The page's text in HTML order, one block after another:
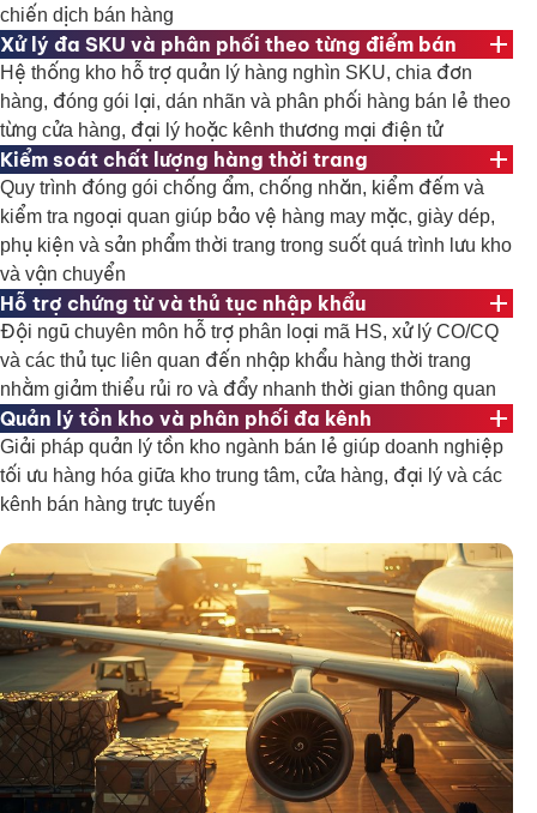
chiến dịch bán hàng
Xử lý đa SKU và phân phối theo từng điểm bán add
Hệ thống kho hỗ trợ quản lý hàng nghìn SKU, chia đơn
hàng, đóng gói lại, dán nhãn và phân phối hàng bán lẻ theo
từng cửa hàng, đại lý hoặc kênh thương mại điện tử
Kiểm soát chất lượng hàng thời trang add
Quy trình đóng gói chống ẩm, chống nhăn, kiểm đếm và
kiểm tra ngoại quan giúp bảo vệ hàng may mặc, giày dép,
phụ kiện và sản phẩm thời trang trong suốt quá trình lưu kho
và vận chuyển
Hỗ trợ chứng từ và thủ tục nhập khẩu add
Đội ngũ chuyên môn hỗ trợ phân loại mã HS, xử lý CO/CQ
và các thủ tục liên quan đến nhập khẩu hàng thời trang
nhằm giảm thiểu rủi ro và đẩy nhanh thời gian thông quan
Quản lý tồn kho và phân phối đa kênh add
Giải pháp quản lý tồn kho ngành bán lẻ giúp doanh nghiệp
tối ưu hàng hóa giữa kho trung tâm, cửa hàng, đại lý và các
kênh bán hàng trực tuyến